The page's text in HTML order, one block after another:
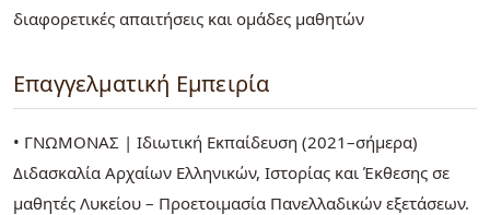
διαφορετικές απαιτήσεις και ομάδες μαθητών
Επαγγελματική Εμπειρία
• ΓΝΩΜΟΝΑΣ | Ιδιωτική Εκπαίδευση (2021–σήμερα)
Διδασκαλία Αρχαίων Ελληνικών, Ιστορίας και Έκθεσης σε
μαθητές Λυκείου – Προετοιμασία Πανελλαδικών εξετάσεων.